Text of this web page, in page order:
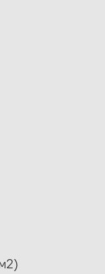
x 50 см (ширина низа